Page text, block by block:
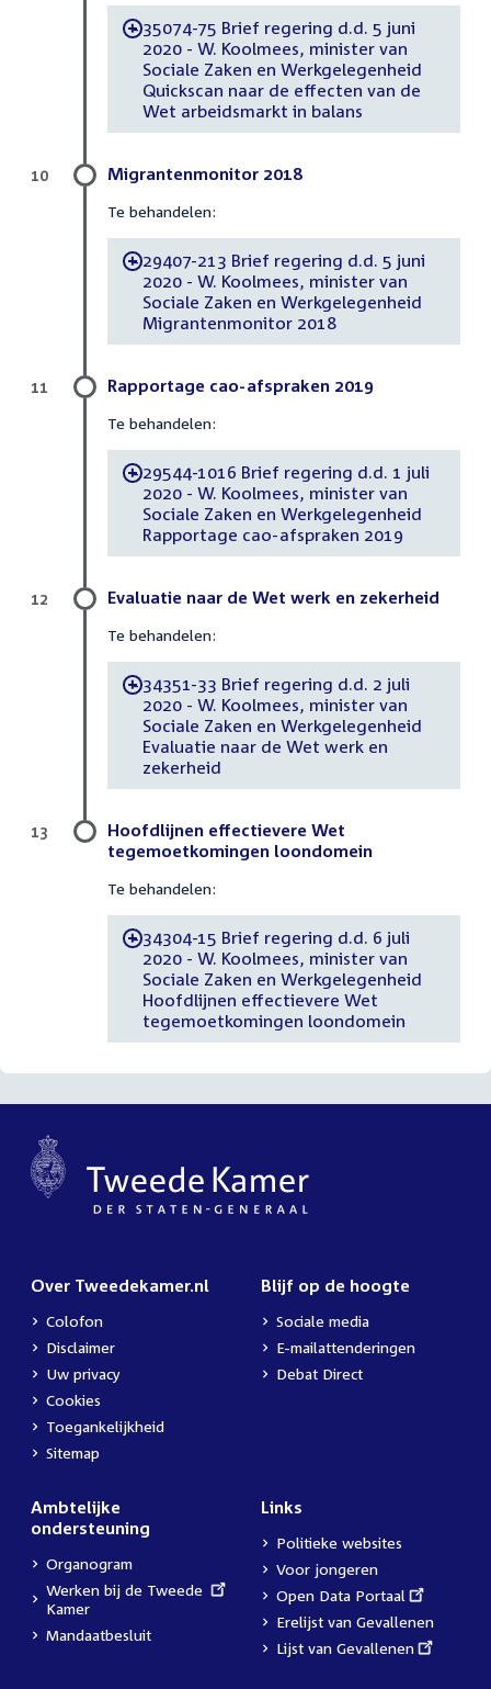
-35074-75 Brief regering d.d. 5 juni
2020 - W. Koolmees, minister van
Sociale Zaken en Werkgelegenheid
Quickscan naar de effecten van de
Wet arbeidsmarkt in balans
Migrantenmonitor 2018
Te behandelen:
-29407-213 Brief regering d.d. 5 juni
2020 - W. Koolmees, minister van
Sociale Zaken en Werkgelegenheid
Migrantenmonitor 2018
10
Rapportage cao-afspraken 2019
Te behandelen:
-29544-1016 Brief regering d.d. 1 juli
2020 - W. Koolmees, minister van
Sociale Zaken en Werkgelegenheid
Rapportage cao-afspraken 2019
11
Evaluatie naar de Wet werk en zekerheid
Te behandelen:
-34351-33 Brief regering d.d. 2 juli
2020 - W. Koolmees, minister van
Sociale Zaken en Werkgelegenheid
Evaluatie naar de Wet werk en
zekerheid
12
Hoofdlijnen effectievere Wet
tegemoetkomingen loondomein
Te behandelen:
-34304-15 Brief regering d.d. 6 juli
2020 - W. Koolmees, minister van
Sociale Zaken en Werkgelegenheid
Hoofdlijnen effectievere Wet
tegemoetkomingen loondomein
13
Over Tweedekamer.nl
Colofon
Disclaimer
Uw privacy
Cookies
Toegankelijkheid
Sitemap
Blijf op de hoogte
Sociale media
E-mailattenderingen
Debat Direct
Ambtelijke
ondersteuning
Organogram
External
link:
Werken bij de Tweede
Kamer
Mandaatbesluit
Links
Politieke websites
Voor jongeren
External
link:
Open Data Portaal
Erelijst van Gevallenen
External
Lijst van Gevallenen